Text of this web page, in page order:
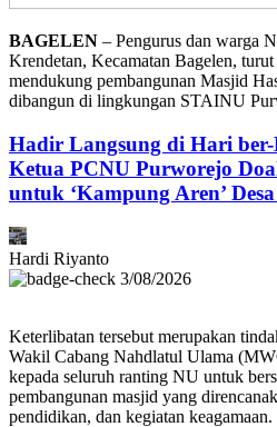
BAGELEN – Pengurus dan warga
Krendetan, Kecamatan Bagelen,
mendukung pembangunan Masjid
dibangun di lingkungan STAINU
Hadir Langsung di Hari
Ketua PCNU Purworejo
untuk ‘Kampung Aren’
Hardi Riyanto
3/08/2026
Keterlibatan tersebut merupakan
Wakil Cabang Nahdlatul Ulama
kepada seluruh ranting NU untuk
pembangunan masjid yang
pendidikan, dan kegiatan keagamaan.